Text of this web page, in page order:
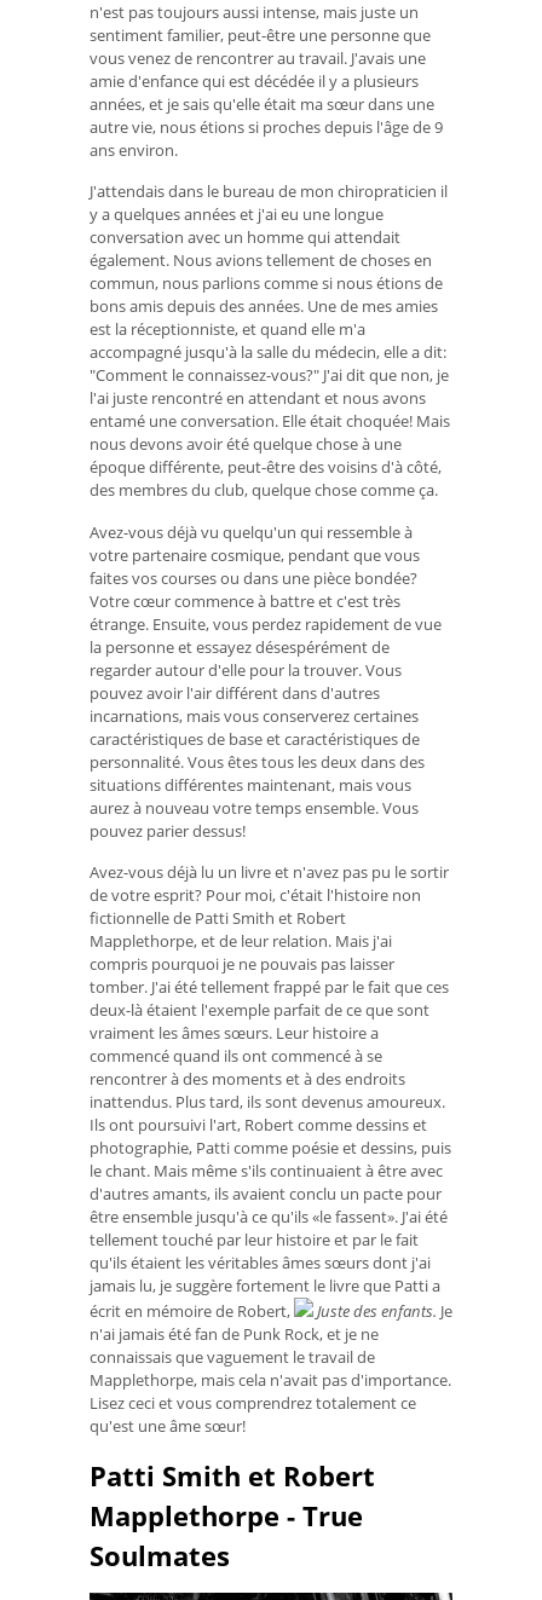
n'est pas toujours aussi intense, mais juste un
sentiment familier, peut-être une personne que
vous venez de rencontrer au travail. J'avais une
amie d'enfance qui est décédée il y a plusieurs
années, et je sais qu'elle était ma sœur dans une
autre vie, nous étions si proches depuis l'âge de 9
ans environ.
J'attendais dans le bureau de mon chiropraticien il
y a quelques années et j'ai eu une longue
conversation avec un homme qui attendait
également. Nous avions tellement de choses en
commun, nous parlions comme si nous étions de
bons amis depuis des années. Une de mes amies
est la réceptionniste, et quand elle m'a
accompagné jusqu'à la salle du médecin, elle a dit:
"Comment le connaissez-vous?" J'ai dit que non, je
l'ai juste rencontré en attendant et nous avons
entamé une conversation. Elle était choquée! Mais
nous devons avoir été quelque chose à une
époque différente, peut-être des voisins d'à côté,
des membres du club, quelque chose comme ça.
Avez-vous déjà vu quelqu'un qui ressemble à
votre partenaire cosmique, pendant que vous
faites vos courses ou dans une pièce bondée?
Votre cœur commence à battre et c'est très
étrange. Ensuite, vous perdez rapidement de vue
la personne et essayez désespérément de
regarder autour d'elle pour la trouver. Vous
pouvez avoir l'air différent dans d'autres
incarnations, mais vous conserverez certaines
caractéristiques de base et caractéristiques de
personnalité. Vous êtes tous les deux dans des
situations différentes maintenant, mais vous
aurez à nouveau votre temps ensemble. Vous
pouvez parier dessus!
Avez-vous déjà lu un livre et n'avez pas pu le sortir
de votre esprit? Pour moi, c'était l'histoire non
fictionnelle de Patti Smith et Robert
Mapplethorpe, et de leur relation. Mais j'ai
compris pourquoi je ne pouvais pas laisser
tomber. J'ai été tellement frappé par le fait que ces
deux-là étaient l'exemple parfait de ce que sont
vraiment les âmes sœurs. Leur histoire a
commencé quand ils ont commencé à se
rencontrer à des moments et à des endroits
inattendus. Plus tard, ils sont devenus amoureux.
Ils ont poursuivi l'art, Robert comme dessins et
photographie, Patti comme poésie et dessins, puis
le chant. Mais même s'ils continuaient à être avec
d'autres amants, ils avaient conclu un pacte pour
être ensemble jusqu'à ce qu'ils «le fassent». J'ai été
tellement touché par leur histoire et par le fait
qu'ils étaient les véritables âmes sœurs dont j'ai
jamais lu, je suggère fortement le livre que Patti a
écrit en mémoire de Robert,
Juste des enfants. Je
n'ai jamais été fan de Punk Rock, et je ne
connaissais que vaguement le travail de
Mapplethorpe, mais cela n'avait pas d'importance.
Lisez ceci et vous comprendrez totalement ce
qu'est une âme sœur!
Patti Smith et Robert
Mapplethorpe - True
Soulmates